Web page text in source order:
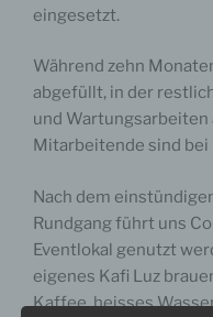
eingesetzt.
Während zehn
abgefüllt, in der
und Wartungsarbeiten
Mitarbeitende sind
Nach dem
Rundgang führt uns
Eventlokal genutzt
eigenes Kafi Luz
Kaffee, heisses